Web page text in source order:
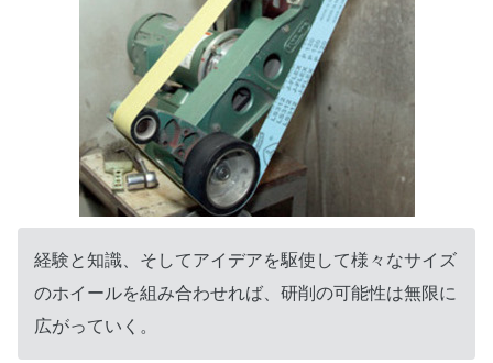
経験と知識、そしてアイデアを駆使して様々なサイズ
のホイールを組み合わせれば、研削の可能性は無限に
広がっていく。